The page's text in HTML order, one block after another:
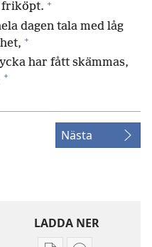
friköpt. +
dagen tala med låg
+
har fått skämmas,
+
Nästa
LADDA NER